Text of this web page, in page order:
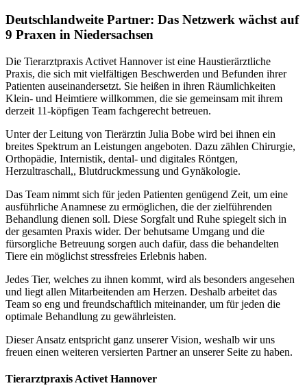
Deutschlandweite Partner: Das Netzwerk wächst auf
9 Praxen in Niedersachsen
Die Tierarztpraxis Activet Hannover ist eine Haustierärztliche
Praxis, die sich mit vielfältigen Beschwerden und Befunden ihrer
Patienten auseinandersetzt. Sie heißen in ihren Räumlichkeiten
Klein- und Heimtiere willkommen, die sie gemeinsam mit ihrem
derzeit 11-köpfigen Team fachgerecht betreuen.
Unter der Leitung von Tierärztin Julia Bobe wird bei ihnen ein
breites Spektrum an Leistungen angeboten. Dazu zählen Chirurgie,
Orthopädie, Internistik, dental- und digitales Röntgen,
Herzultraschall,, Blutdruckmessung und Gynäkologie.
Das Team nimmt sich für jeden Patienten genügend Zeit, um eine
ausführliche Anamnese zu ermöglichen, die der zielführenden
Behandlung dienen soll. Diese Sorgfalt und Ruhe spiegelt sich in
der gesamten Praxis wider. Der behutsame Umgang und die
fürsorgliche Betreuung sorgen auch dafür, dass die behandelten
Tiere ein möglichst stressfreies Erlebnis haben.
Jedes Tier, welches zu ihnen kommt, wird als besonders angesehen
und liegt allen Mitarbeitenden am Herzen. Deshalb arbeitet das
Team so eng und freundschaftlich miteinander, um für jeden die
optimale Behandlung zu gewährleisten.
Dieser Ansatz entspricht ganz unserer Vision, weshalb wir uns
freuen einen weiteren versierten Partner an unserer Seite zu haben.
Tierarztpraxis Activet Hannover